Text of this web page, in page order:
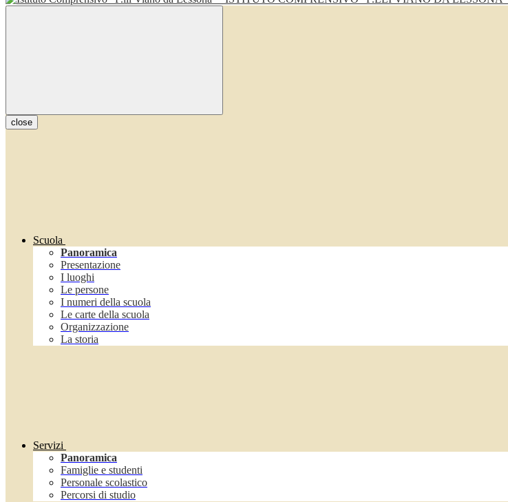
close
Scuola
Panoramica
Presentazione
I luoghi
Le persone
I numeri della scuola
Le carte della scuola
Organizzazione
La storia
Servizi
Panoramica
Famiglie e studenti
Personale scolastico
Percorsi di studio